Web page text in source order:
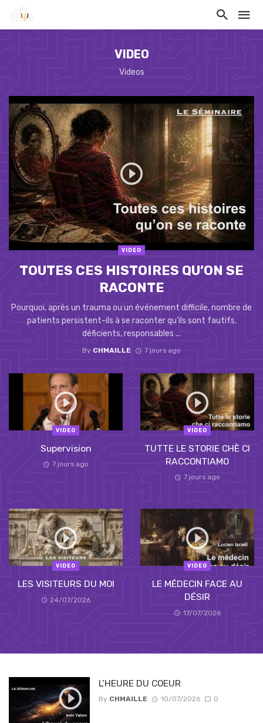
VIDEO
Videos
VIDEO
TOUTES CES HISTOIRES QU’ON SE
RACONTE
Pourquoi, après un trauma ou un événement difficile, nombre de
patients persistent-ils à se raconter qu’ils sont fautifs,
déficients, responsables ...
By CHMAILLE 7 jours ago
VIDEO
Supervision
7 jours ago
VIDEO
TUTTE LE STORIE CHÈ CI
RACCONTIAMO
7 jours ago
VIDEO
LES VISITEURS DU MOI
24/07/2026
VIDEO
LE MÉDECIN FACE AU
DÉSIR
17/07/2026
L’HEURE DU COEUR
By CHMAILLE 10/07/2026 0